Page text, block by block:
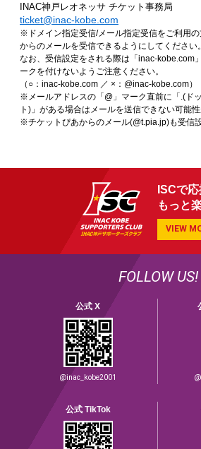
INAC神戸レオネッサ チケット事務局
ticket@inac-kobe.com
※ドメイン指定受信/メール指定受信をご利用の
からのメールを受信できるようにしてください。
なお、受信設定をされる際は「inac-kobe.com
ークを付けないようご注意ください。
（○：inac-kobe.com ／ ×：@inac-kobe.com）
※メールアドレスの「@」マーク直前に「.(ド
ト)」がある場合はメールを送信できない可能性
※チケットぴあからのメール(@t.pia.jp)も受信
ISCで
もっと
VIEW
FOLLOW US!
公式 X
@inac_kobe2001
公式 TikTok